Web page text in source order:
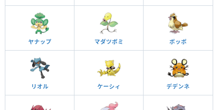
ヤナップ マダツボミ ポッポ
リオル ケーシィ デデンネ